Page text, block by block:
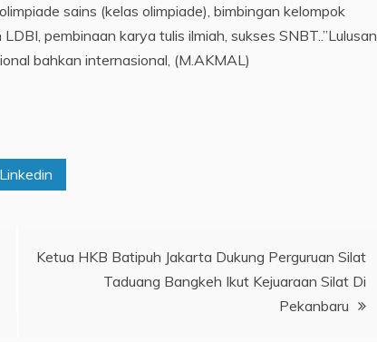
sains (kelas olimpiade), bimbingan kelompok
pembinaan karya tulis ilmiah, sukses SNBT..”Lulusan
bahkan internasional, (M.AKMAL)
Linkedin
Ketua HKB Batipuh Jakarta Dukung Perguruan Silat
Taduang Bangkeh Ikut Kejuaraan Silat Di
Pekanbaru